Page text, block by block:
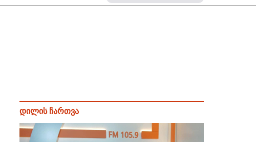
დილის ჩართვა